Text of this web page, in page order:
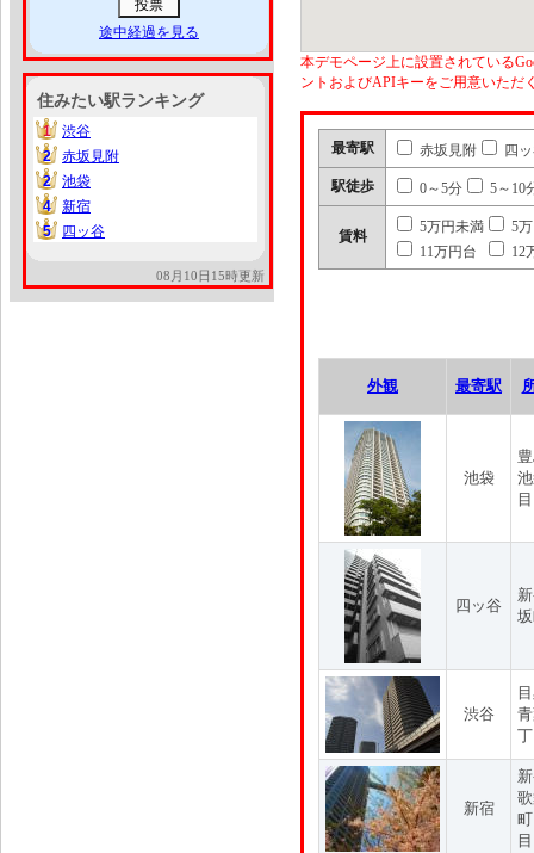
途中経過を見る
住みたい駅ランキング
1
1
渋谷
2
2
赤坂見附
2
2
池袋
4
4
新宿
5
5 四ッ谷
08月10日15時更新
本デモページ上に設置されている
ントおよびAPIキーをご用意いただ
最寄駅 赤坂見附 四
駅徒歩 0～5分 5～10
賃料
5万円未満
5
11万円台
12
外観 最寄駅
池袋
目
四ッ谷
渋谷
新宿
目